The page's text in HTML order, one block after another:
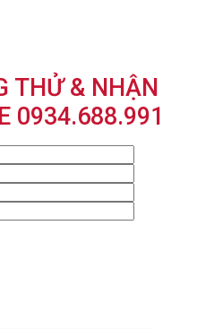
THỬ & NHẬN
0934.688.991